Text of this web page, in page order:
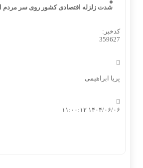
شدت زلزله اقتصادی کشور روی سر مردم
کدخبر:
359627
پریا ابراهیمی
۱۴۰۴/۰۶/۰۶ ۱۱:۰۰:۱۲